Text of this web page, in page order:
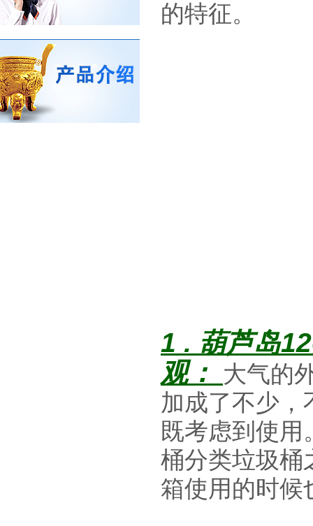
的特征。
1 . 葫芦岛
观：
大气的
加成了不少，
既考虑到使
桶分类垃圾桶
箱使用的时候